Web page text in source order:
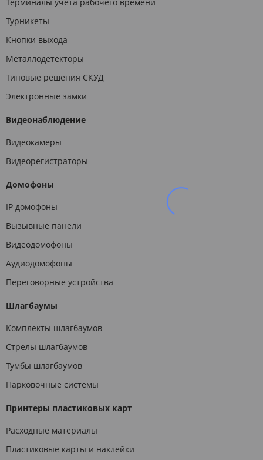
Турникеты
Кнопки выхода
Металлодетекторы
Типовые решения СКУД
Электронные замки
Видеонаблюдение
Видеокамеры
Видеорегистраторы
Домофоны
IP домофоны
Вызывные панели
Видеодомофоны
Аудиодомофоны
Переговорные устройства
Шлагбаумы
Комплекты шлагбаумов
Стрелы шлагбаумов
Тумбы шлагбаумов
Парковочные системы
Принтеры пластиковых карт
Расходные материалы
Пластиковые карты и наклейки